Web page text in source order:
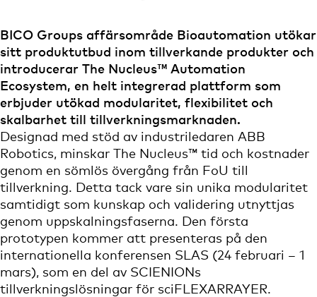
BICO Groups affärsområde Bioautomation utökar
sitt produktutbud inom tillverkande produkter och
introducerar The Nucleus™ Automation
Ecosystem, en helt integrerad plattform som
erbjuder utökad modularitet, flexibilitet och
skalbarhet till tillverkningsmarknaden.
Designad med stöd av industriledaren ABB
Robotics, minskar The Nucleus™ tid och kostnader
genom en sömlös övergång från FoU till
tillverkning. Detta tack vare sin unika modularitet
samtidigt som kunskap och validering utnyttjas
genom uppskalningsfaserna. Den första
prototypen kommer att presenteras på den
internationella konferensen SLAS (24 februari – 1
mars), som en del av SCIENIONs
tillverkningslösningar för sciFLEXARRAYER.